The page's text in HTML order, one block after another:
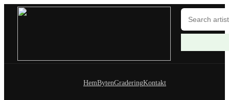
HemBytenGraderingKontakt